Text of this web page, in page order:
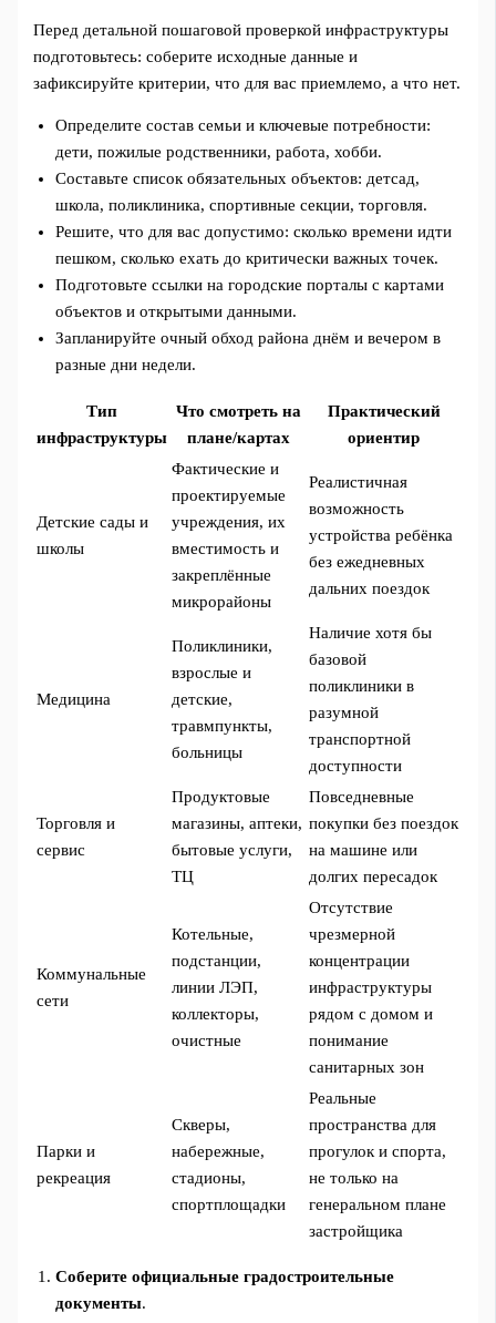
Перед детальной пошаговой проверкой инфраструктуры
подготовьтесь: соберите исходные данные и
зафиксируйте критерии, что для вас приемлемо, а что нет.
Определите состав семьи и ключевые потребности:
дети, пожилые родственники, работа, хобби.
Составьте список обязательных объектов: детсад,
школа, поликлиника, спортивные секции, торговля.
Решите, что для вас допустимо: сколько времени идти
пешком, сколько ехать до критически важных точек.
Подготовьте ссылки на городские порталы с картами
объектов и открытыми данными.
Запланируйте очный обход района днём и вечером в
разные дни недели.
Тип
инфраструктуры
Что смотреть на
плане/картах
Практический
ориентир
Детские сады и
школы
Фактические и
проектируемые
учреждения, их
вместимость и
закреплённые
микрорайоны
Реалистичная
возможность
устройства ребёнка
без ежедневных
дальних поездок
Медицина
Поликлиники,
взрослые и
детские,
травмпункты,
больницы
Наличие хотя бы
базовой
поликлиники в
разумной
транспортной
доступности
Торговля и
сервис
Продуктовые
магазины, аптеки,
бытовые услуги,
ТЦ
Повседневные
покупки без поездок
на машине или
долгих пересадок
Коммунальные
сети
Котельные,
подстанции,
линии ЛЭП,
коллекторы,
очистные
Отсутствие
чрезмерной
концентрации
инфраструктуры
рядом с домом и
понимание
санитарных зон
Парки и
рекреация
Скверы,
набережные,
стадионы,
спортплощадки
Реальные
пространства для
прогулок и спорта,
не только на
генеральном плане
застройщика
Соберите официальные градостроительные
документы.